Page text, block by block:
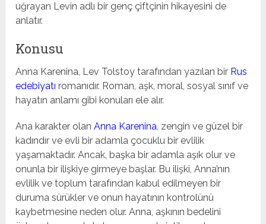
uğrayan Levin adlı bir genç çiftçinin hikayesini de
anlatır.
Konusu
Anna Karenina, Lev Tolstoy tarafından yazılan bir Rus
edebiyatı romanıdır. Roman, aşk, moral, sosyal sınıf ve
hayatın anlamı gibi konuları ele alır.
Ana karakter olanAnna Karenina, zengin ve güzel bir
kadındır ve evli bir adamla çocuklu bir evlilik
yaşamaktadır. Ancak, başka bir adamla aşık olur ve
onunla bir ilişkiye girmeye başlar. Bu ilişki, Anna’nın
evlilik ve toplum tarafından kabul edilmeyen bir
duruma sürükler ve onun hayatının kontrolünü
kaybetmesine neden olur. Anna, aşkının bedelini